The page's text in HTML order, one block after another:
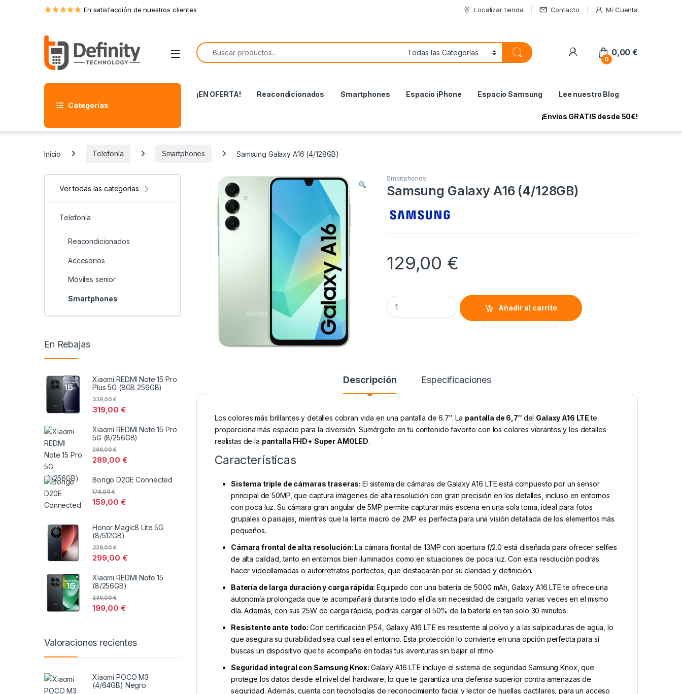
Skip to navigation
Skip to content En satisfacción de nuestros clientes Localizar tienda Contacto Mi Cuenta
Open
Search for:
My Account
0
0,00€
Categorías
¡EN OFERTA! Reacondicionados Smartphones Espacio iPhone Espacio Samsung Lee nuestro Blog
¡Envíos GRATIS desde 50€!
Inicio Telefonía Smartphones Samsung Galaxy A16 (4/128GB)
Smartphones
Samsung Galaxy A16 (4/128GB)
129,00 €
Samsung Galaxy A16 (4/128GB) quantity
Añadir al carrito
Descripción Especificaciones
Los colores más brillantes y detalles cobran vida en una pantalla de 6.7″. La pantalla de 6,7″ del Galaxy A16 LTEte
proporciona más espacio para la diversión. Sumérgete en tu contenido favorito con los colores vibrantes y los detalles
realistas de la pantalla FHD+ Super AMOLED.
Características
Sistema triple de cámaras traseras: El sistema de cámaras de Galaxy A16 LTE está compuesto por un sensor
principal de 50MP, que captura imágenes de alta resolución con gran precisión en los detalles, incluso en entornos
con poca luz. Su cámara gran angular de 5MP permite capturar más escena en una sola toma, ideal para fotos
grupales o paisajes, mientras que la lente macro de 2MP es perfecta para una visión detallada de los elementos más
pequeños.
Cámara frontal de alta resolución:La cámara frontal de 13MP con apertura f/2.0 está diseñada para ofrecer selfies
de alta calidad, tanto en entornos bien iluminados como en situaciones de poca luz. Con esta resolución podrás
hacer videollamadas o autorretratos perfectos, que destacarán por su claridad y definición.
Batería de larga duración y carga rápida:Equipado con una batería de 5000 mAh, Galaxy A16 LTE te ofrece una
autonomía prolongada que te acompañará durante todo el día sin necesidad de cargarlo varias veces en el mismo
día. Además, con sus 25W de carga rápida, podrás cargar el 50% de la batería en tan solo 30 minutos.
Resistente ante todo: Con certificación IP54, Galaxy A16 LTE es resistente al polvo y a las salpicaduras de agua, lo
que asegura su durabilidad sea cual sea el entorno. Esta protección lo convierte en una opción perfecta para si
buscas un dispositivo que te acompañe en todas tus aventuras sin bajar el ritmo.
Seguridad integral con Samsung Knox: Galaxy A16 LTE incluye el sistema de seguridad Samsung Knox, que
protege los datos desde el nivel del hardware, lo que te garantiza una defensa superior contra amenazas de
seguridad. Además, cuenta con tecnologías de reconocimiento facial y lector de huellas dactilares, para un acceso
Ver todas las categorías
Telefonía
Reacondicionados
Accesorios
Móviles senior
Smartphones
En Rebajas
Xiaomi REDMI Note 15 Pro
Plus 5G (8GB 256GB)
319,00€
339,00€
Xiaomi REDMI Note 15 Pro
5G (8/256GB)
289,00€
299,00€
Bongo D20E Connected
159,00€
179,00€
Honor Magic8 Lite 5G
(8/512GB)
299,00€
329,00€
Xiaomi REDMI Note 15
(8/256GB)
199,00€
239,00€
Valoraciones recientes
Xiaomi POCO M3
(4/64GB) Negro